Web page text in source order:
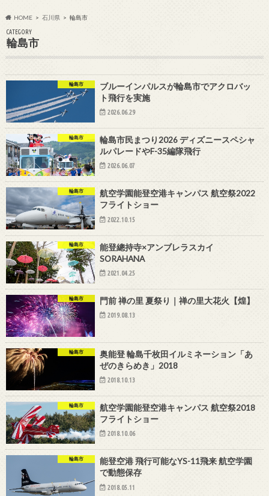
HOME 石川県 輪島市
CATEGORY
輪島市
輪島市
ブルーインパルスが輪島市でアクロバッ
ト飛行を実施
2026.06.29
輪島市
輪島市民まつり2026 ディズニースペシャ
ルパレードやF-35編隊飛行
2026.06.07
輪島市
航空学園能登空港キャンパス 航空祭2022
フライトショー
2022.10.15
輪島市
能登總持寺×アンブレラスカイ
SORAHANA
2021.04.25
輪島市 門前 禅の里 夏祭り｜禅の里大花火【煌】
2019.08.13
輪島市
奥能登 輪島千枚田イルミネーション「あ
ぜのきらめき」2018
2018.10.13
輪島市
航空学園能登空港キャンパス 航空祭2018
フライトショー
2018.10.06
輪島市
能登空港 飛行可能なYS-11飛来 航空学園
で動態保存
2018.05.11